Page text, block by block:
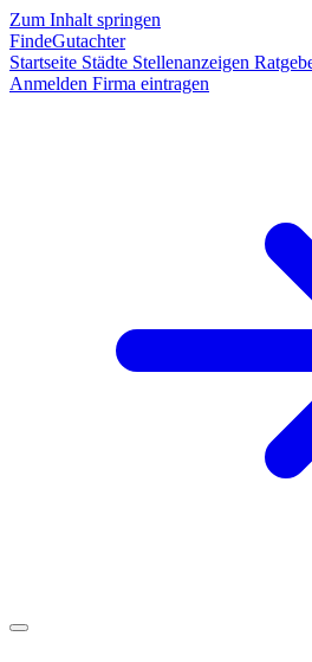
Zum Inhalt springen
FindeGutachter
Startseite Städte Stellenanzeigen
Anmelden Firma eintragen